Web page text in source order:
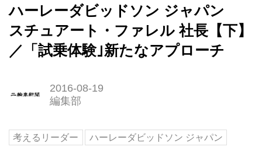
ハーレーダビッドソン ジャパン
スチュアート・ファレル 社長【下】
／「試乗体験｣新たなアプローチ
2016-08-19
編集部
考えるリーダー ハーレーダビッドソン ジャパン